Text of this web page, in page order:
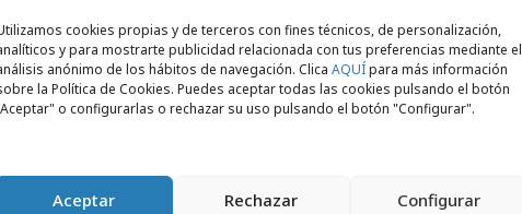
cookies propias y de terceros con fines técnicos, de personalización,
y para mostrarte publicidad relacionada con tus preferencias mediante el
anónimo de los hábitos de navegación. Clica AQUÍpara más información
la Política de Cookies. Puedes aceptar todas las cookies pulsando el botón
o configurarlas o rechazar su uso pulsando el botón "Configurar".
Aceptar Rechazar Configurar
el mismo mercado. “Me siento
al Grupo LEGO, cuyos valores, campañas y
de niños, niñas y adultos en todo el
desarrollar el aprendizaje a través del
de la infancia en estos mercados es
Confío en poder aportar mi